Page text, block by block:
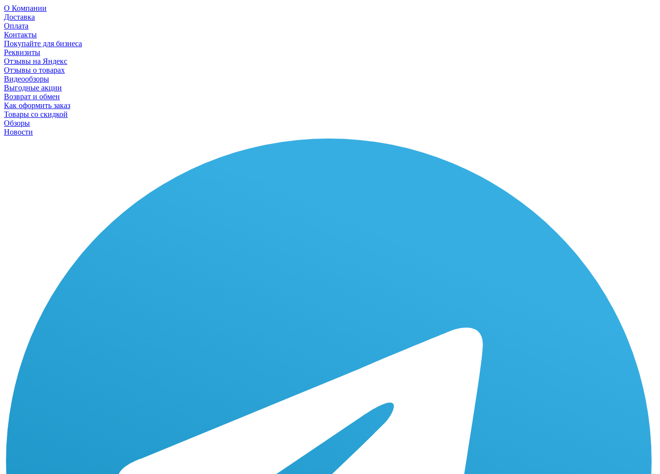
О Компании
Доставка
Оплата
Контакты
Покупайте для бизнеса
Реквизиты
Отзывы на Яндекс
Отзывы о товарах
Видеообзоры
Выгодные акции
Возврат и обмен
Как оформить заказ
Товары со скидкой
Обзоры
Новости